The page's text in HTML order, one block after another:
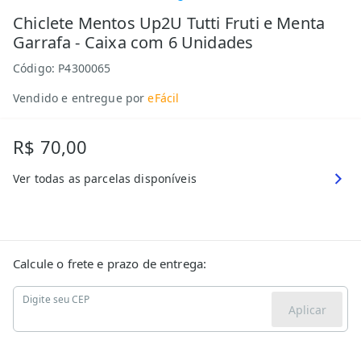
Chiclete Mentos Up2U Tutti Fruti e Menta
Garrafa - Caixa com 6 Unidades
Código: P4300065
Vendido e entregue por eFácil
R$ 70,00
Ver todas as parcelas disponíveis
Calcule o frete e prazo de entrega:
Digite seu CEP
Aplicar